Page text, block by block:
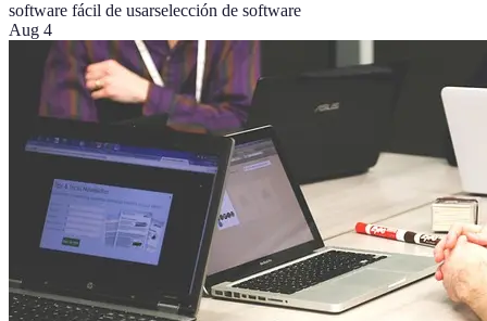
software fácil de usarselección de software
Aug 4